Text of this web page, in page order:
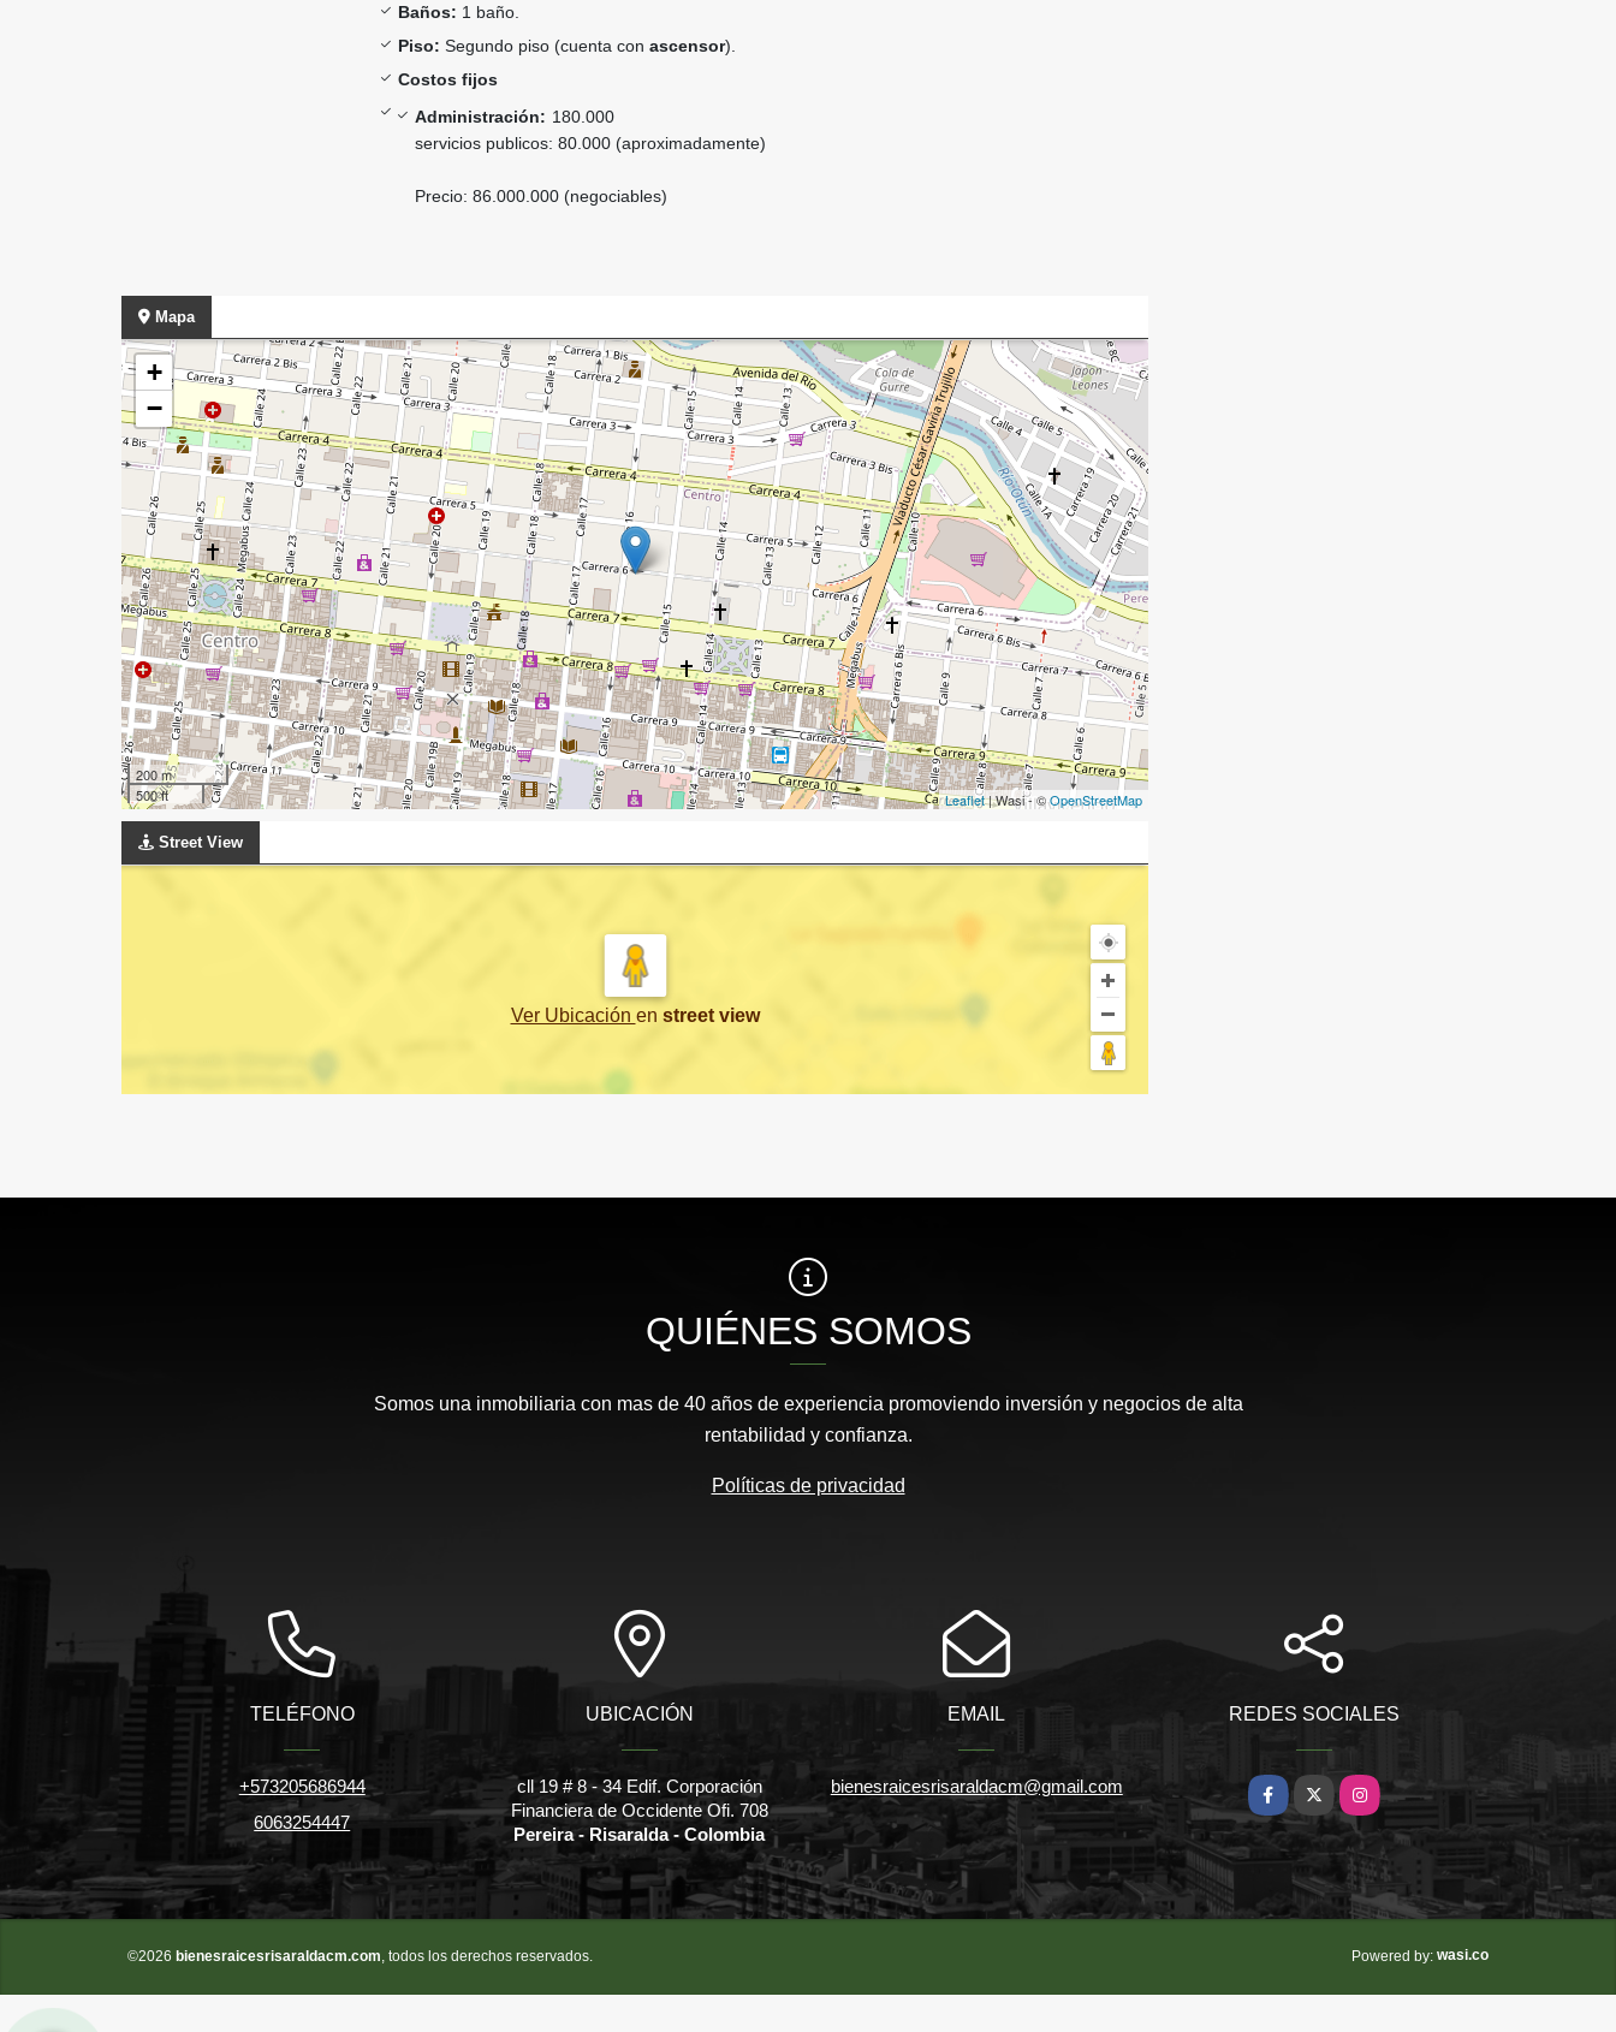
Baños: 1 baño.
Piso: Segundo piso (cuenta con ascensor).
Costos fijos
Administración: 180.000
servicios publicos: 80.000 (aproximadamente)
Precio: 86.000.000 (negociables)
Mapa
+
−
200 m
500 ft
Leaflet| Wasi - ©OpenStreetMap
Street View
Ver Ubicación en street view
QUIÉNES SOMOS
Somos una inmobiliaria con mas de 40 años de experiencia promoviendo inversión y negocios de alta
rentabilidad y confianza.
Políticas de privacidad
TELÉFONO
+573205686944
6063254447
UBICACIÓN
cll 19 # 8 - 34 Edif. Corporación
Financiera de Occidente Ofi. 708
Pereira - Risaralda - Colombia
EMAIL
bienesraicesrisaraldacm@gmail.com
REDES SOCIALES
Facebook
X Instagram
©2026 bienesraicesrisaraldacm.com , todos los derechos reservados. Powered by: wasi.co